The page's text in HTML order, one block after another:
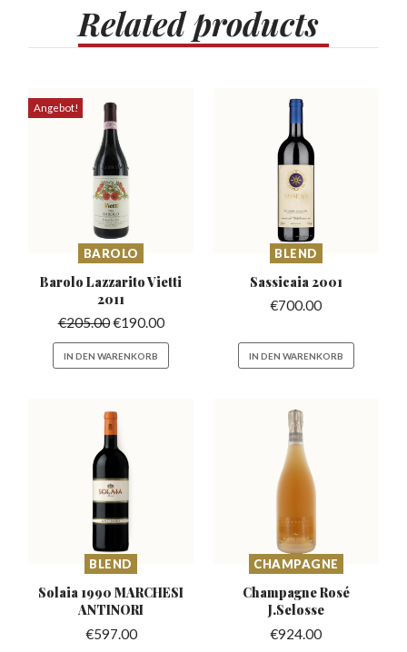
Relatedproducts
Angebot!
BAROLO
Barolo LazzaritoVietti
2011
€205.00€190.00
IN DEN WARENKORB
BLEND
Sassicaia 2001
€700.00
IN DEN WARENKORB
BLEND
Solaia 1990 MARCHESI
ANTINORI
€597.00
CHAMPAGNE
Champagne Rosé
J.Selosse
€924.00